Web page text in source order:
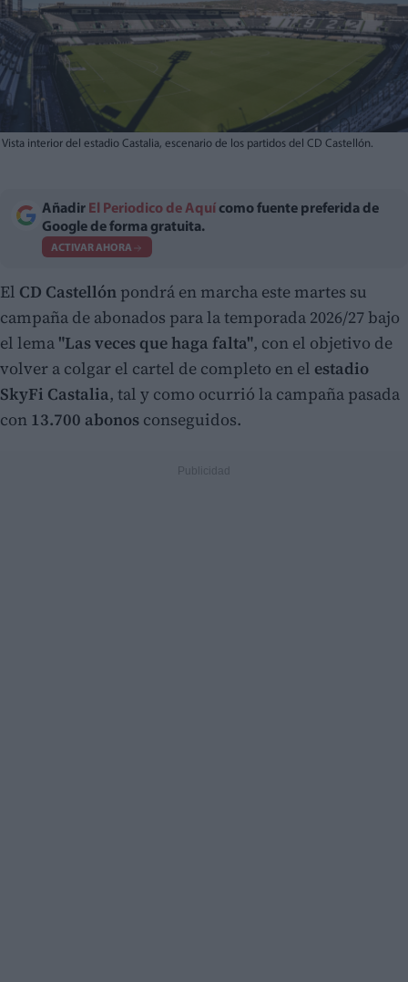
Vista interior del estadio Castalia, escenario de los partidos del CD Castellón.
Añadir El Periodico de Aquí como fuente preferida de
Google de forma gratuita.
ACTIVAR AHORA
El CD Castellón pondrá en marcha este martes su
campaña de abonados para la temporada 2026/27 bajo
el lema "Las veces que haga falta", con el objetivo de
volver a colgar el cartel de completo en el estadio
SkyFi Castalia, tal y como ocurrió la campaña pasada
con 13.700 abonos conseguidos.